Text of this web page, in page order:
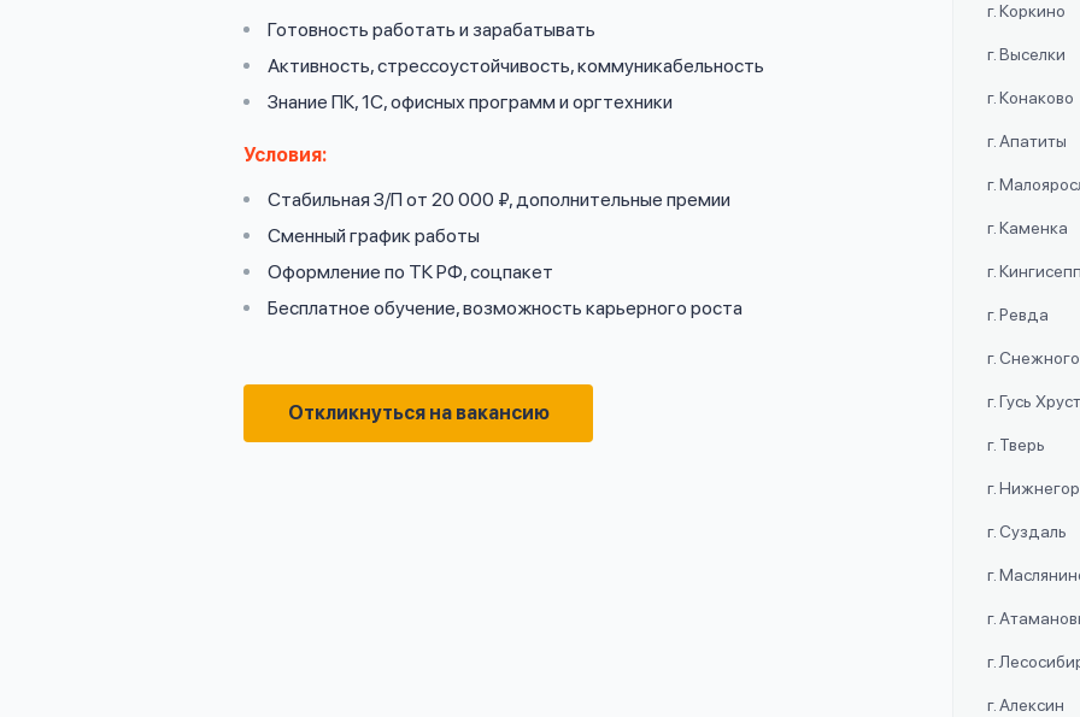
Готовность работать и зарабатывать
Активность, стрессоустойчивость, коммуникабельность
Знание ПК, 1С, офисных программ и оргтехники
Условия:
Стабильная З/П от 20 000 ₽, дополнительные премии
Сменный график работы
Оформление по ТК РФ, соцпакет
Бесплатное обучение, возможность карьерного роста
Откликнуться на вакансию
г. Коркино
г. Выселки
г. Конаково
г. Апатиты
г.
г. Каменка
г. Кингисепп
г. Ревда
г.
г. Гусь
г. Тверь
г.
г. Суздаль
г.
г.
г.
г. Алексин